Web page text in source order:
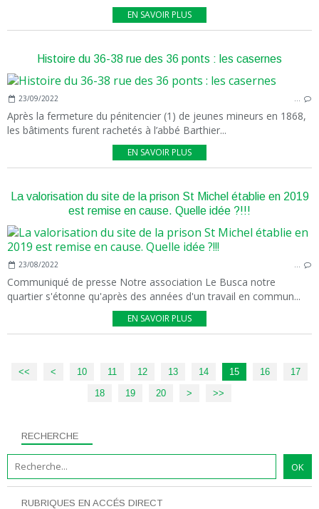
EN SAVOIR PLUS
Histoire du 36-38 rue des 36 ponts : les casernes
23/09/2022 …
Après la fermeture du pénitencier (1) de jeunes mineurs en 1868,
les bâtiments furent rachetés à l’abbé Barthier...
EN SAVOIR PLUS
La valorisation du site de la prison St Michel établie en 2019
est remise en cause. Quelle idée ?!!!
23/08/2022 …
Communiqué de presse Notre association Le Busca notre
quartier s'étonne qu'après des années d'un travail en commun...
EN SAVOIR PLUS
<< < 10 11 12 13 14 15 16
17
18
19 20 30
40
50
> >>
RECHERCHE
RUBRIQUES EN ACCÉS DIRECT